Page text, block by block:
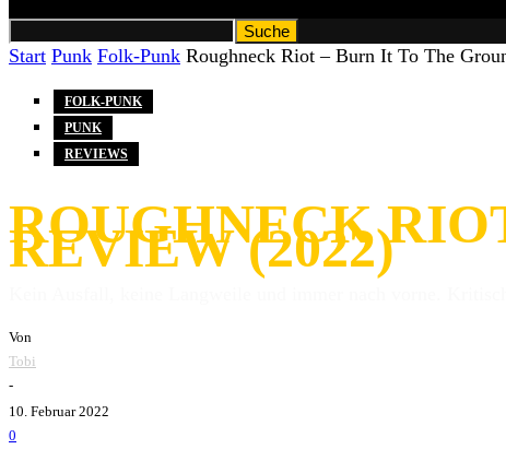
Start Punk Folk-Punk Roughneck Riot – Burn It To The
FOLK-PUNK
PUNK
REVIEWS
ROUGHNECK
REVIEW (2022)
Von
Tobi
-
10. Februar 2022
0